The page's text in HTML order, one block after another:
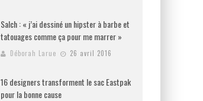
Salch : « j’ai dessiné un hipster à barbe et
tatouages comme ça pour me marrer »
Déborah Larue 26 avril 2016
16 designers transforment le sac Eastpak
pour la bonne cause